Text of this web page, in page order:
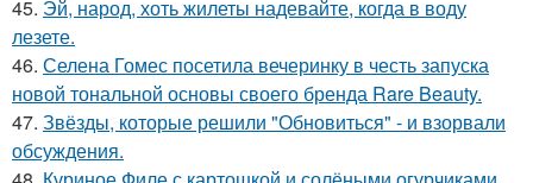
45. Эй, народ, хоть жилеты надевайте, когда в воду
лезете.
46. Селена Гомес посетила вечеринку в честь запуска
новой тональной основы своего бренда Rare Beauty.
47. Звёзды, которые решили "Обновиться" - и взорвали
обсуждения.